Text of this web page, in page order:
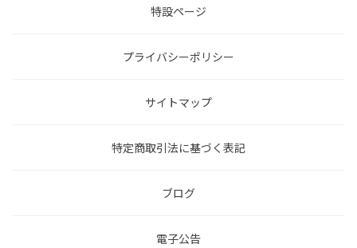
特設ページ
プライバシーポリシー
サイトマップ
特定商取引法に基づく表記
ブログ
電子公告